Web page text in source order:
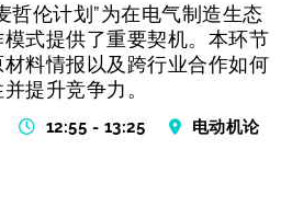
哲伦计划”为在电气制造生态
式提供了重要契机。本环节
料情报以及跨行业合作如何
提升竞争力。
12:55 - 13:25
电动机论